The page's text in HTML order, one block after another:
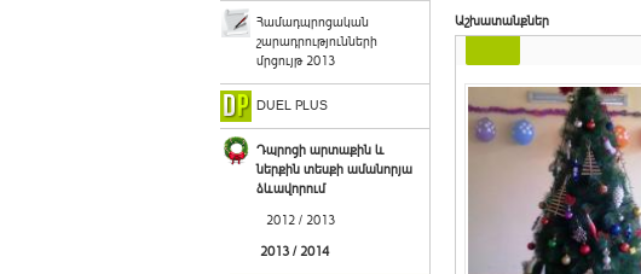
Համադպրոցական
շարադրությունների
մրցույթ 2013
DUEL PLUS
Դպրոցի արտաքին և
ներքին տեսքի ամանորյա
ձևավորում
2012 / 2013
2013 / 2014
Աշխատանքներ